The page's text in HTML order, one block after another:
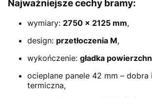
Najważniejsze cechy bramy:
wymiary: 2750 × 2125 mm,
design: przetłoczenia M,
wykończenie: gładka
ocieplane panele 42 mm – dobra
termiczna,